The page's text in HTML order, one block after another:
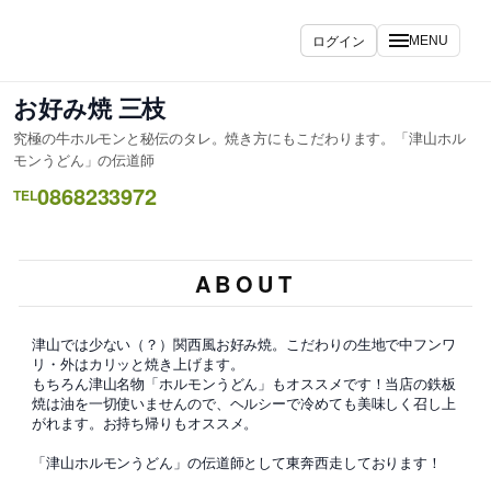
ログイン MENU
お好み焼 三枝
究極の牛ホルモンと秘伝のタレ。焼き方にもこだわります。「津山ホル
モンうどん」の伝道師
TEL0868233972
ABOUT
津山では少ない（？）関西風お好み焼。こだわりの生地で中フンワ
リ・外はカリッと焼き上げます。
もちろん津山名物「ホルモンうどん」もオススメです！当店の鉄板
焼は油を一切使いませんので、ヘルシーで冷めても美味しく召し上
がれます。お持ち帰りもオススメ。
「津山ホルモンうどん」の伝道師として東奔西走しております！